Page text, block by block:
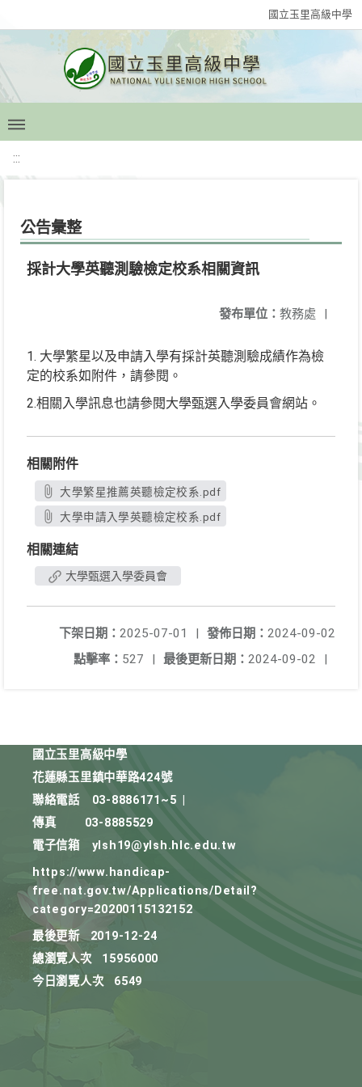
國立玉里高級中學
:::
公告彙整
採計大學英聽測驗檢定校系相關資訊
發布單位： 教務處 |
1. 大學繁星以及申請入學有採計英聽測驗成績作為檢
定的校系如附件，請參閱。
2.相關入學訊息也請參閱大學甄選入學委員會網站。
相關附件
大學繁星推薦英聽檢定校系.pdf
大學申請入學英聽檢定校系.pdf
相關連結
大學甄選入學委員會
發佈日期： 2024-09-02
下架日期： 2025-07-01
|
最後更新日期： 2024-09-02 |
點擊率： 527 |
國立玉里高級中學
花蓮縣玉里鎮中華路424號
聯絡電話
03-8886171~5
傳真
03-8885529
電子信箱
ylsh19@ylsh.hlc.edu.tw
https://www.handicap-
free.nat.gov.tw/Applications/Detail?
category=20200115132152
最後更新
2019-12-24
總瀏覽人次
15956000
今日瀏覽人次
6549